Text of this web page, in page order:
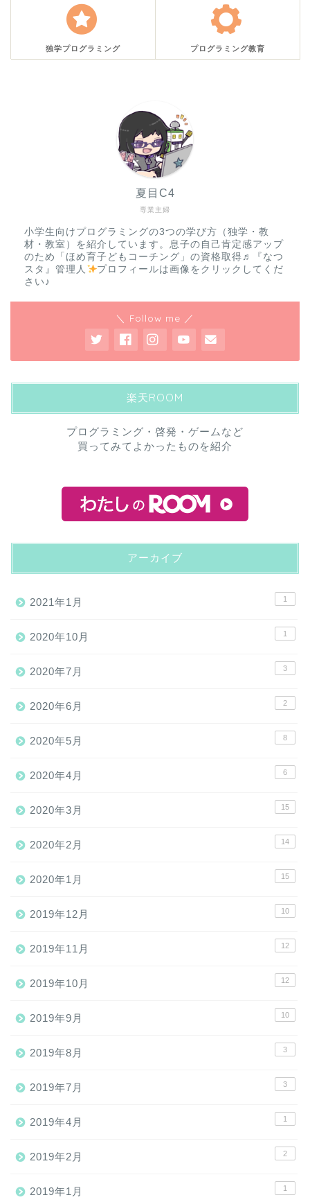
独学プログラミング プログラミング教育
専業主婦
夏目C4
小学生向けプログラミングの3つの学び方（独学・教
材・教室）を紹介しています。息子の自己肯定感アップ
のため「ほめ育子どもコーチング」の資格取得♬『なつ
スタ』管理人
プロフィールは画像をクリックしてくだ
さい♪
＼ Follow me ／
楽天ROOM
プログラミング・啓発・ゲームなど
買ってみてよかったものを紹介
アーカイブ
2021年1月 1
2020年10月 1
2020年7月 3
2020年6月 2
2020年5月 8
2020年4月 6
2020年3月 15
2020年2月 14
2020年1月 15
2019年12月 10
2019年11月 12
2019年10月 12
2019年9月 10
2019年8月 3
2019年7月 3
2019年4月 1
2019年2月 2
2019年1月 1